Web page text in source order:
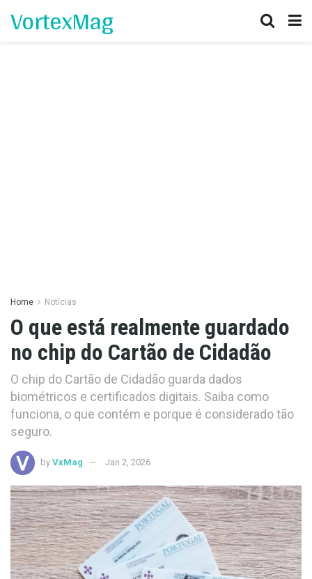
VortexMag
Home Notícias
O que está realmente guardado
no chip do Cartão de Cidadão
O chip do Cartão de Cidadão guarda dados
biométricos e certificados digitais. Saiba como
funciona, o que contém e porque é considerado tão
seguro.
by VxMag Jan 2, 2026